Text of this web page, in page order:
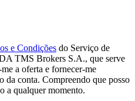
e Condições do Serviço de
TMS Brokers S.A., que serve
a oferta e fornecer-me
da conta. Compreendo que posso
a qualquer momento.